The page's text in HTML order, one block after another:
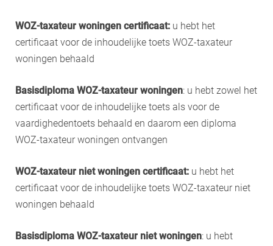
WOZ-taxateur woningen certificaat: u hebt het
certificaat voor de inhoudelijke toets WOZ-taxateur
woningen behaald
Basisdiploma WOZ-taxateur woningen: u hebt zowel het
certificaat voor de inhoudelijke toets als voor de
vaardighedentoets behaald en daarom een diploma
WOZ-taxateur woningen ontvangen
WOZ-taxateur niet woningen certificaat: u hebt het
certificaat voor de inhoudelijke toets WOZ-taxateur niet
woningen behaald
Basisdiploma WOZ-taxateur niet woningen: u hebt